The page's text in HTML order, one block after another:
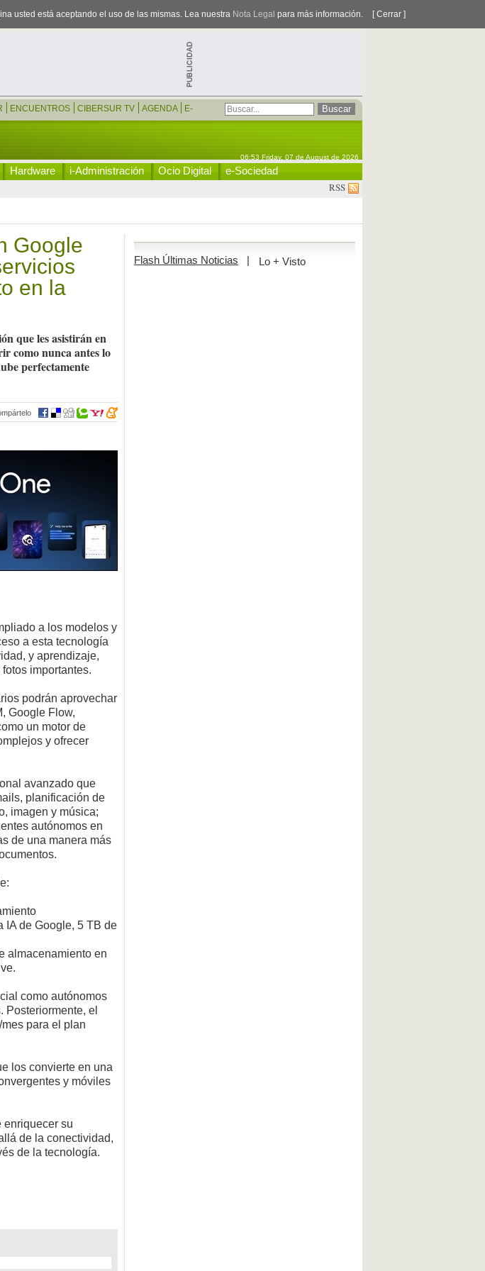
usted está aceptando el uso de las mismas. Lea nuestra Nota Legal para más información. [ Cerrar ]
ENCUENTROS CIBERSUR TV AGENDA
E-
06:53 Friday, 07 de August de 2026
Hardware i-Administración Ocio Digital e-Sociedad
RSS
Google
en la
que les asistirán en
como nunca antes lo
perfectamente
a los modelos y
a esta tecnología
y aprendizaje,
importantes.
podrán aprovechar
Google Flow,
un motor de
y ofrecer
avanzado que
planificación de
imagen y música;
autónomos en
de una manera más
IA de Google, 5 TB de
almacenamiento en
como autónomos
Posteriormente, el
para el plan
los convierte en una
y móviles
enriquecer su
de la conectividad,
de la tecnología.
Flash Últimas Noticias | Lo + Visto